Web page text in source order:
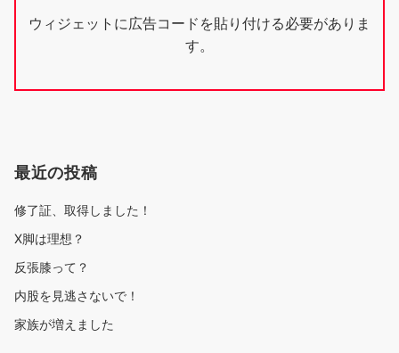
ウィジェットに広告コードを貼り付ける必要がありま
す。
最近の投稿
修了証、取得しました！
X脚は理想？
反張膝って？
内股を見逃さないで！
家族が増えました